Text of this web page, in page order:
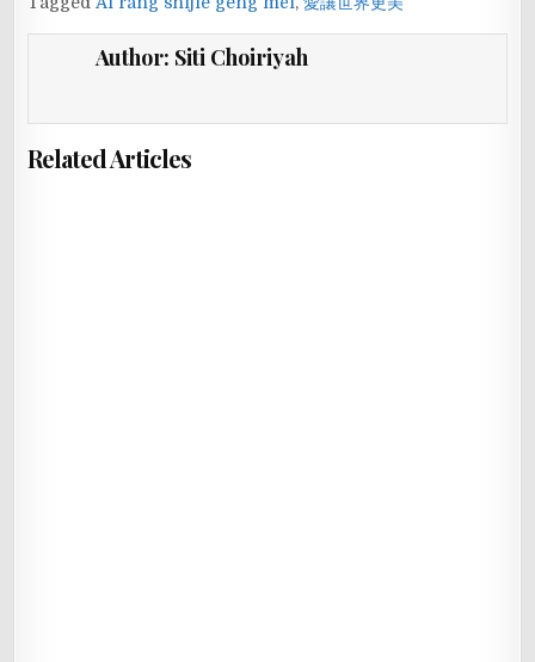
Author: Siti Choiriyah
Related Articles